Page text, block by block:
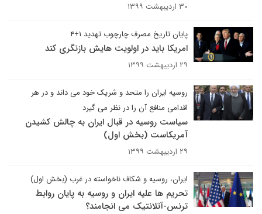
۳۰ اردیبهشت ۱۳۹۹
پایان تاریخ مصرف چارچوب تهدید ۱+۴
امریکا باید در اولویت هایش بازنگری کند
۲۹ اردیبهشت ۱۳۹۹
روسیه ایران را متحد و شریک خود می داند و در هر
اقدامی منافع آن را در نظر می گیرد
سیاست روسیه در قبال ایران به چالش کشیدن
آمریکاست (بخش اول)
۲۹ اردیبهشت ۱۳۹۹
ایران، روسیه و شکاف ناخواسته در غرب (بخش اول)
تحریم ها علیه ایران و روسیه به پایان روابط
ترنس-آتلانتیک می انجامند؟